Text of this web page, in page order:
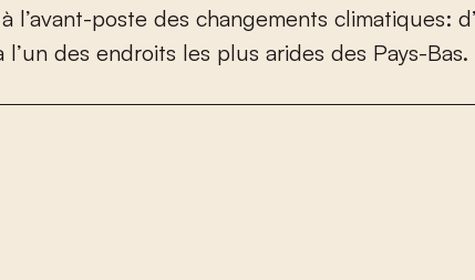
à l’avant-poste des changements climatiques: d’
l’un des endroits les plus arides des Pays-Bas.